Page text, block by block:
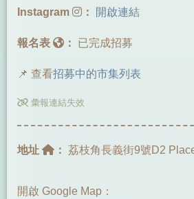
Instagram ： 開啟連結
報名表 ： 已完成招募
📌 查看招募中的市集列表
彙報連結失效
地址 ： 荔枝角長義街9號D2
開啟 Google Map：